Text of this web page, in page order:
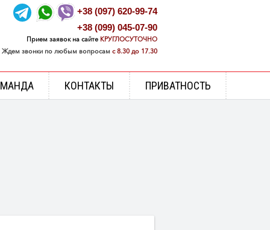
+38 (097) 620-99-74
+38 (099) 045-07-90
Прием заявок на сайте КРУГЛОСУТОЧНО
Ждем звонки по любым вопросам с 8.30 до 17.30
КОНТАКТЫ ПРИВАТНОСТЬ